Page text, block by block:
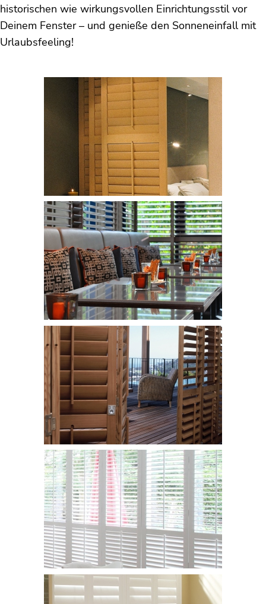
historischen wie wirkungsvollen Einrichtungsstil vor
Deinem Fenster – und genieße den Sonneneinfall mit
Urlaubsfeeling!